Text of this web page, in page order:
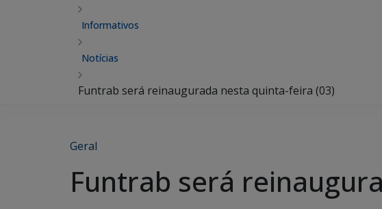
Informativos
Notícias
Funtrab será reinaugurada nesta quinta-feira (03)
Geral
Funtrab será